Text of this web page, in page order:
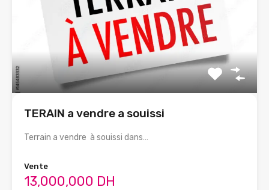
TERAIN a vendre a souissi
Terrain a vendre à souissi dans…
Vente
13,000,000 DH